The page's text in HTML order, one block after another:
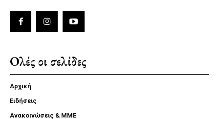
Ολές οι σελίδες
Αρχική
Ειδήσεις
Ανακοινώσεις & ΜΜΕ